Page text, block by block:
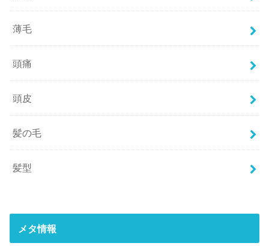
薄毛
頭痛
頭皮
髪の毛
髪型
メタ情報